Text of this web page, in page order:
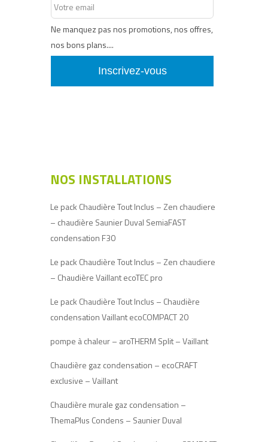
Votre email
Ne manquez pas nos promotions, nos offres,
nos bons plans....
NOS INSTALLATIONS
Le pack Chaudière Tout Inclus – Zen chaudiere
– chaudière Saunier Duval SemiaFAST
condensation F30
Le pack Chaudière Tout Inclus – Zen chaudiere
– Chaudière Vaillant ecoTEC pro
Le pack Chaudière Tout Inclus – Chaudière
condensation Vaillant ecoCOMPACT 20
pompe à chaleur – aroTHERM Split – Vaillant
Chaudière gaz condensation – ecoCRAFT
exclusive – Vaillant
Chaudière murale gaz condensation –
ThemaPlus Condens – Saunier Duval